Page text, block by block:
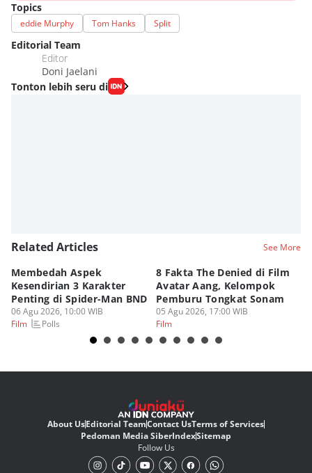
Topics
eddie Murphy Tom Hanks Split
Editorial Team
Editor
Doni Jaelani
Tonton lebih seru di
Related Articles See More
Membedah Aspek
Kesendirian 3 Karakter
Penting di Spider-Man BND
06 Agu 2026, 10:00 WIB
Film
Polls
8 Fakta The Denied di Film
Avatar Aang, Kelompok
Pemburu Tongkat Sonam
05 Agu 2026, 17:00 WIB
Film
About UsEditorial TeamContact UsTerms of Services
Pedoman Media SiberIndexSitemap
Follow Us